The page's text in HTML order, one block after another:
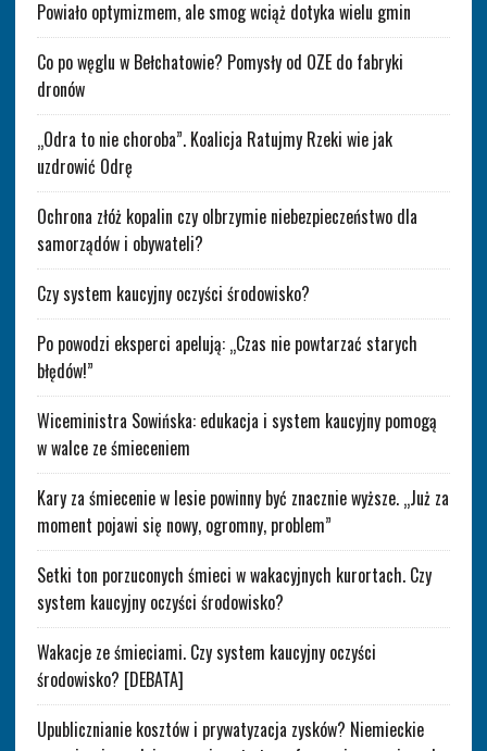
Powiało optymizmem, ale smog wciąż dotyka wielu gmin
Co po węglu w Bełchatowie? Pomysły od OZE do fabryki
dronów
„Odra to nie choroba”. Koalicja Ratujmy Rzeki wie jak
uzdrowić Odrę
Ochrona złóż kopalin czy olbrzymie niebezpieczeństwo dla
samorządów i obywateli?
Czy system kaucyjny oczyści środowisko?
Po powodzi eksperci apelują: „Czas nie powtarzać starych
błędów!”
Wiceministra Sowińska: edukacja i system kaucyjny pomogą
w walce ze śmieceniem
Kary za śmiecenie w lesie powinny być znacznie wyższe. „Już za
moment pojawi się nowy, ogromny, problem”
Setki ton porzuconych śmieci w wakacyjnych kurortach. Czy
system kaucyjny oczyści środowisko?
Wakacje ze śmieciami. Czy system kaucyjny oczyści
środowisko? [DEBATA]
Upublicznianie kosztów i prywatyzacja zysków? Niemieckie